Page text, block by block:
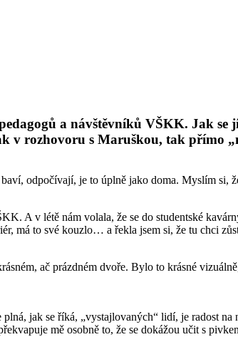
a návštěvníků VŠKK. Jak se
v rozhovoru s Maruškou, tak přímo
odpočívají, je to úplně jako doma. Myslím si,
A v létě nám volala, že se do studentské
má to své kouzlo… a řekla jsem si, že tu chci
ač prázdném dvoře. Bylo to krásné
jak se říká, „vystajlovaných“ lidí, je radost
mě osobně to, že se dokážou učit s